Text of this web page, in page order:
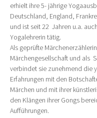
erhielt ihre 5- jährige
Deutschland, England,
und ist seit 22  Jahren u.a.
Yogalehrerin tätig.
Als geprüfte
Märchengesellschaft und als
verbindet sie zunehmend die
Erfahrungen mit den
Märchen und mit ihrer
den Klängen ihrer Gongs
Aufführungen.